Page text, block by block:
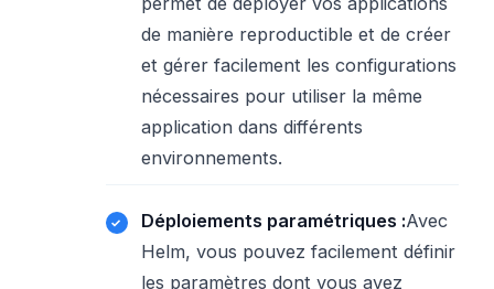
de manière reproductible et de créer
et gérer facilement les configurations
nécessaires pour utiliser la même
application dans différents
environnements.
Déploiements paramétriques :Avec
Helm, vous pouvez facilement définir
les paramètres dont vous avez